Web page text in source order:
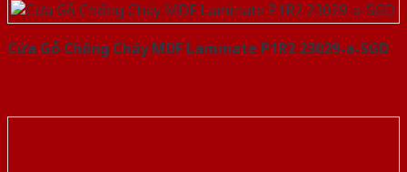
Cửa Gỗ Chống Cháy MDF Laminate P1R2 23029-a-SGD